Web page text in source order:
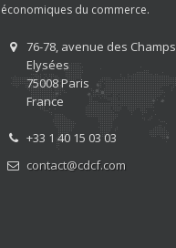
économiques du commerce.
76-78, avenue des Champs
Elysées
75008 Paris
France
+33 1 40 15 03 03
contact@cdcf.com